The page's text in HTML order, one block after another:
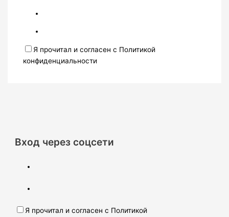
Я прочитал и согласен с Политикой
конфиденциальности
Вход через соцсети
Я прочитал и согласен с Политикой